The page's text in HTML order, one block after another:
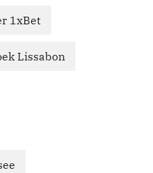
1xBet
Lissabon